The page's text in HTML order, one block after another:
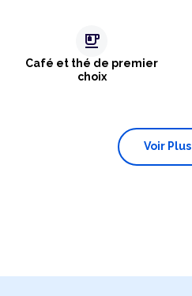
emoji_food_beverage
Café et thé de premier
choix
Voir Plus